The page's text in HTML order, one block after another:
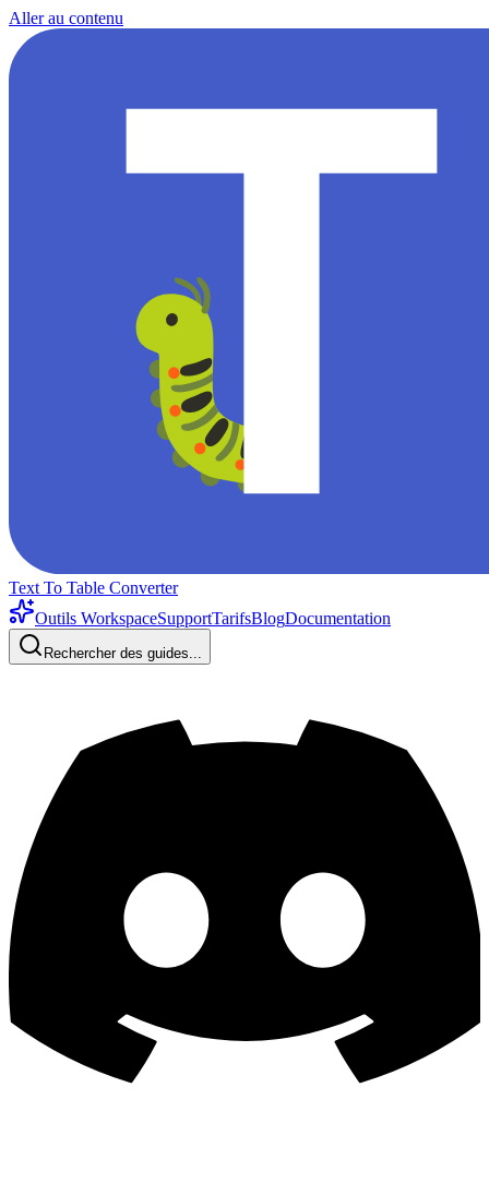
Aller au contenu
Text To Table Converter
Outils WorkspaceSupportTarifsBlogDocumentation
Rechercher des guides...